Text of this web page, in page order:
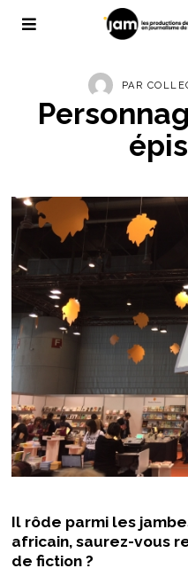
PAR
Il rôde parmi les
africain, saurez-vous
de fiction ?